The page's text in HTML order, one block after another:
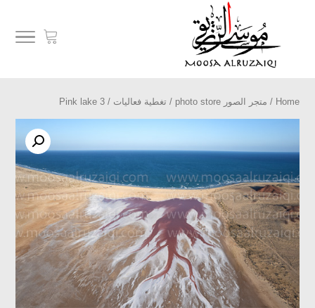
Home
/ متجر الصور photo store / تغطية فعاليات / Pink lake 3